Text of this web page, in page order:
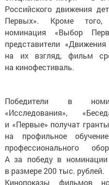
Российского движения
Первых». Кроме того,
номинация «Выбор
представители
на их взгляд, фильм
на кинофестиваль.
Победители в
«Исследования»,
и «Первые» получат
на профильное
профессионального
А за победу в
в размере 200 тыс. рублей.
Кинопоказы фильмов